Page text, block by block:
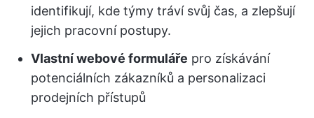
identifikují, kde týmy tráví svůj čas, a zlepšují
jejich pracovní postupy.
Vlastní webové formuláře pro získávání
potenciálních zákazníků a personalizaci
prodejních přístupů